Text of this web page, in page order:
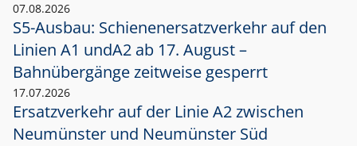
07.08.2026
S5-Ausbau: Schienenersatzverkehr auf den
Linien A1 undA2 ab 17. August –
Bahnübergänge zeitweise gesperrt
17.07.2026
Ersatzverkehr auf der Linie A2 zwischen
Neumünster und Neumünster Süd